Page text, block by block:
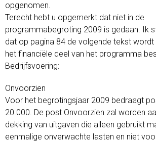
opgenomen.
Terecht hebt u opgemerkt dat niet in de
programmabegroting 2009 is gedaan. Ik
dat op pagina 84 de volgende tekst
het financiële deel van het programma
Bedrijfsvoering:
Onvoorzien
Voor het begrotingsjaar 2009 bedraagt
20.000. De post Onvoorzien zal worden
dekking van uitgaven die alleen gebruikt
eenmalige onverwachte lasten en niet